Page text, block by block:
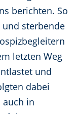
berichten. So
sterbende
letzten Weg
und
dabei
in